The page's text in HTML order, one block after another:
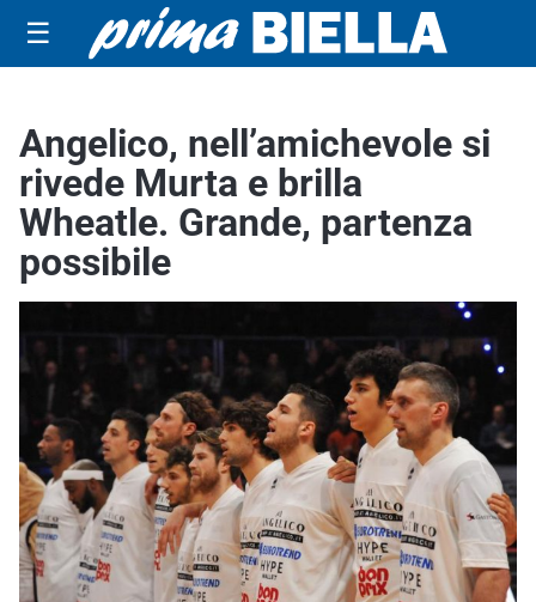
☰
Angelico, nell’amichevole si
rivede Murta e brilla
Wheatle. Grande, partenza
possibile